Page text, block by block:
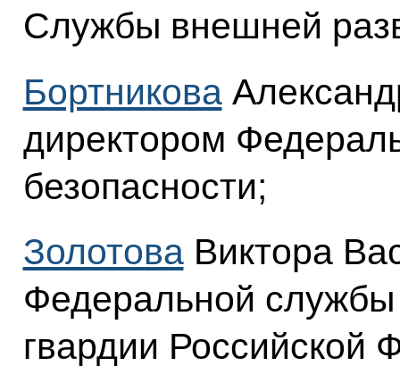
Службы внешней
Бортникова
директором
безопасности;
ЗолотоваВиктора
Федеральной
гвардии Российской